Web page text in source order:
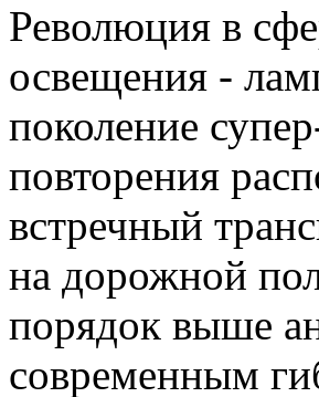
Революция в
освещения -
поколение
повторения
встречный
на дорожной
порядок выше
современным